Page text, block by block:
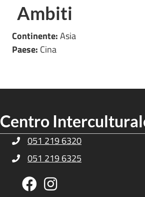
Ambiti
Continente:Asia
Paese: Cina
Centro
Telefono Centro Culturale Zonarelli
051 219 6320
Telefono Centro Culturale Zonarelli
051 219 6325
Pagina Facebook Centro Zonarelli
Profilo Instagram Centro